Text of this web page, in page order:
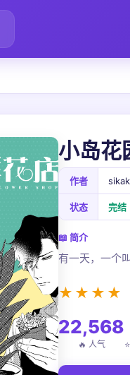
小岛花
作者
状态 完结
📖 简介
有一天，一个
★★★★
22,568
🔥 人气